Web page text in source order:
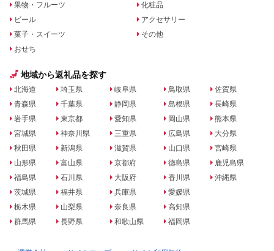
果物・フルーツ
ビール
菓子・スイーツ
おせち
化粧品
アクセサリー
その他
地域から返礼品を探す
北海道
青森県
岩手県
宮城県
秋田県
山形県
福島県
茨城県
栃木県
群馬県
埼玉県
千葉県
東京都
神奈川県
新潟県
富山県
石川県
福井県
山梨県
長野県
岐阜県
静岡県
愛知県
三重県
滋賀県
京都府
大阪府
兵庫県
奈良県
和歌山県
鳥取県
島根県
岡山県
広島県
山口県
徳島県
香川県
愛媛県
高知県
福岡県
佐賀県
長崎県
熊本県
大分県
宮崎県
鹿児島県
沖縄県